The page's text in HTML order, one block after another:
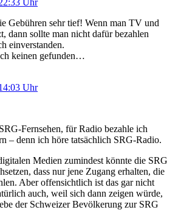
Gebühren sehr tief! Wenn man TV und
dann sollte man nicht dafür bezahlen
einverstanden.
keinen gefunden…
Uhr
Fernsehen, für Radio bezahle ich
– denn ich höre tatsächlich SRG-Radio.
Medien zumindest könnte die SRG
dass nur jene Zugang erhalten, die
Aber offensichtlich ist das gar nicht
auch, weil sich dann zeigen würde,
der Schweizer Bevölkerung zur SRG